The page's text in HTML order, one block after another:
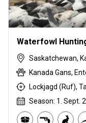
Waterfowl
Saskatchewan,
Kanada Gans,
Lockjagd (Ruf),
Season: 1. Sept.